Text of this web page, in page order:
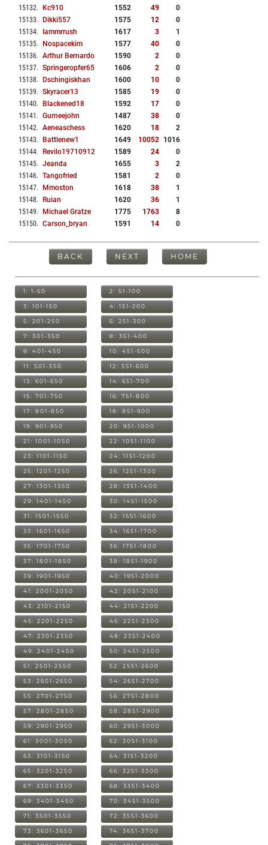
15132. Kc910 1552 49
0
15133. Dikki557 1575 12
0
15134. Iammrrush 1617 3
1
15135. Nospacekim 1577 40
0
15136. Arthur Bernardo 1590 2
0
15137. Springeropfer65 1606 2
0
15138. Dschingiskhan 1600 10
0
15139. Skyracer13 1585 19
0
15140. Blackened18 1592 17
0
15141 . Gurneejohn 1487 38
0
15142. Aeneaschess 1620 18
2
15143. Battlenew1 1649 10052 1016
15144. Revilo19710912 1589 24
0
15145. Jeanda 1655 3
2
15146. Tangofried 1581 2
0
15147. Mmoston 1618 38
1
15148. Ruian 1620 36
1
15149. Michael Gratze 1775 1763
8
15150. Carson_bryan 1591 14 0
BACK NEXT HOME
1: 1-50 2: 51-100
3: 101-150 4: 151-200
5: 201-250 6: 251-300
7: 301-350 8: 351-400
9: 401-450 10: 451-500
11: 501-550 12: 551-600
13: 601-650 14: 651-700
15: 701-750 16: 751-800
17: 801-850 18: 851-900
19: 901-950 20: 951-1000
21: 1001-1050 22: 1051-1100
23: 1101-1150 24: 1151-1200
25: 1201-1250 26: 1251-1300
27: 1301-1350 28: 1351-1400
29: 1401-1450 30: 1451-1500
31: 1501-1550 32: 1551-1600
33: 1601-1650 34: 1651-1700
35: 1701-1750 36: 1751-1800
37: 1801-1850 38: 1851-1900
39: 1901-1950 40: 1951-2000
41: 2001-2050 42: 2051-2100
43: 2101-2150 44: 2151-2200
45: 2201-2250 46: 2251-2300
47: 2301-2350 48: 2351-2400
49: 2401-2450 50: 2451-2500
51: 2501-2550 52: 2551-2600
53: 2601-2650 54: 2651-2700
55: 2701-2750 56: 2751-2800
57: 2801-2850 58: 2851-2900
59: 2901-2950 60: 2951-3000
61: 3001-3050 62: 3051-3100
63: 3101-3150 64: 3151-3200
65: 3201-3250 66: 3251-3300
67: 3301-3350 68: 3351-3400
69: 3401-3450 70: 3451-3500
71: 3501-3550 72: 3551-3600
73: 3601-3650 74: 3651-3700